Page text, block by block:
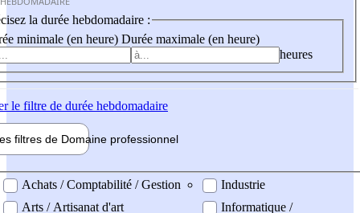
la durée hebdomadaire :
minimale (en heure) Durée maximale (en heure)
heures
le filtre de durée hebdomadaire
filtres de Domaine professionnel
professionel
Achats / Comptabilité / Gestion
Arts / Artisanat d'art
Industrie
Informatique /